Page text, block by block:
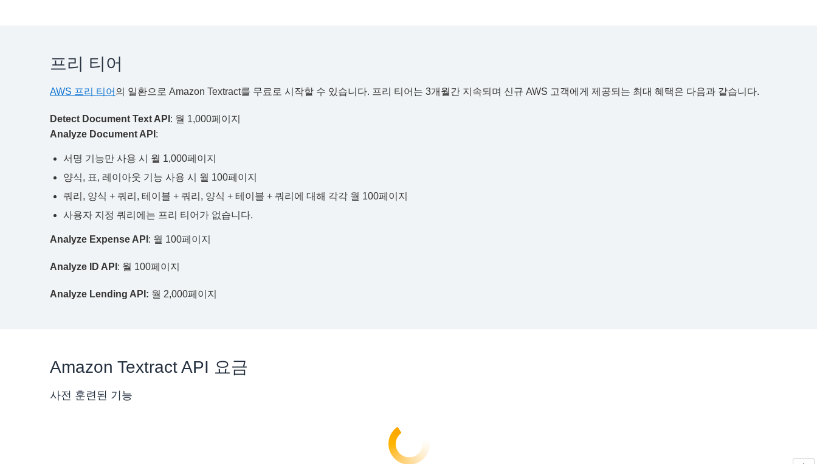
프리 티어
AWS 프리 티어 의 일환으로 Amazon Textract를 무료로 시작할 수 있습니다. 프리 티어는 3개월간 지속되며 신규 AWS 고객에게 제공되는 최대 혜택은 다음과 같습니다.
Detect Document Text API : 월 1,000페이지
Analyze Document API :
서명 기능만 사용 시 월 1,000페이지
양식, 표, 레이아웃 기능 사용 시 월 100페이지
쿼리, 양식 + 쿼리, 테이블 + 쿼리, 양식 + 테이블 + 쿼리에 대해 각각 월 100페이지
사용자 지정 쿼리에는 프리 티어가 없습니다.
Analyze Expense API : 월 100페이지
Analyze ID API : 월 100페이지
Analyze Lending API: 월 2,000페이지
Amazon Textract API 요금
사전 훈련된 기능